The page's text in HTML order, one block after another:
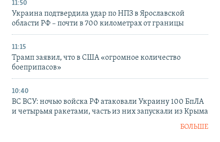
11:50
Украина подтвердила удар по НПЗ в Ярославской
области РФ – почти в 700 километрах от границы
11:15
Трамп заявил, что в США «огромное количество
боеприпасов»
10:40
ВС ВСУ: ночью войска РФ атаковали Украину 100 БпЛА
и четырьмя ракетами, часть из них запускали из Крыма
БОЛЬШЕ